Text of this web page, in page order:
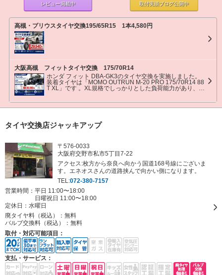
レビュー掲載中 取付実績ブログ公開中
高槻・プリウスタイヤ交換195/65R15 1本4,580円
大阪高槻 フィットタイヤ交換 175/70R14
ホンダ フィット DBA-GK3のタイヤ交換を実施しました。
装着タイヤは「MOMO OUTRUN M-20 PRO 175/70R14 88
T XL」です 。XL規格でしっかりとした負荷能力があり、街
高いタイヤです。 タイヤ代は1本6,240円、 工賃2,090円、
バルブ275円、 廃タイヤ440円で、 4本合計36,180円（税
リングや自動車パーツで知られるイタリアブランド「MOM
O」の流れをくむタイヤです。 OUTRUN M-20 PROは、ワ
を高め、ウェット路面での走行性能に配慮したモデルで
す。 曲線的なサイプと最適化されたタイヤ構造により、日
常走行での乗り心地とバランスの良い走りを重視。 価格を
抑えながら、街乗り・通勤・買い物など普段使いにおすす
めしやすいタイヤです。 オートウェイサテライトショップ
では、通販と同じ価格でタイヤを店頭購入・取付できま
す。店頭で実物を見ながらタイヤのプロに相談でき、ご希
望サイズのお取り寄せにも対応可能です。 タイヤ選びに不
安がある方も、用途やご予算に合わせて最適な商品をご案
内します。 購入から交換作業までマス星自動車株式会社が
一括対応しますので、ネット注文が苦手な方や、すぐ相談
タイヤ交換店ジャッキアップ
〒576-0033
大阪府交野市私市5丁目7-22
アクセス:枚方から奈良へ向かう国道168号線にございま
す。エネオスさんの道路挟んで向かい側になります。
TEL:072-380-7157
営業時間：平日 11:00〜18:00
日曜祝日 11:00〜18:00
定休日： 水曜日
廃タイヤ料（税込）： 無料
バルブ交換料（税込）： 無料
取付・対応可能項目：
支払・サービス：